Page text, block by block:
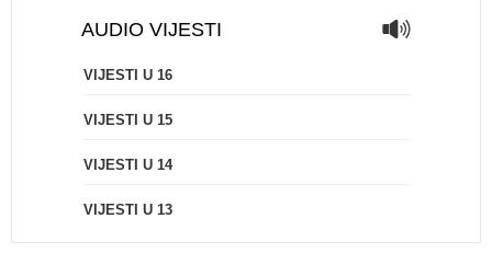
AUDIO VIJESTI
VIJESTI U 16
VIJESTI U 15
VIJESTI U 14
VIJESTI U 13